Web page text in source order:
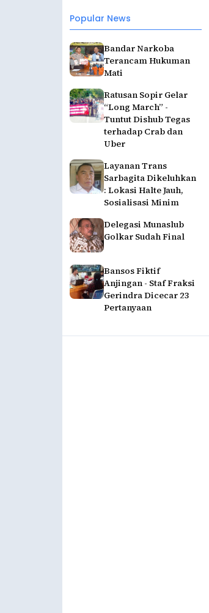
Popular News
Bandar Narkoba
Terancam Hukuman
Mati
Ratusan Sopir Gelar
“Long March” -
Tuntut Dishub Tegas
terhadap Crab dan
Uber
Layanan Trans
Sarbagita Dikeluhkan
: Lokasi Halte Jauh,
Sosialisasi Minim
Delegasi Munaslub
Golkar Sudah Final
Bansos Fiktif
Anjingan - Staf Fraksi
Gerindra Dicecar 23
Pertanyaan